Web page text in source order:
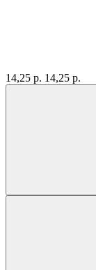
14,25 р. 14,25 р.